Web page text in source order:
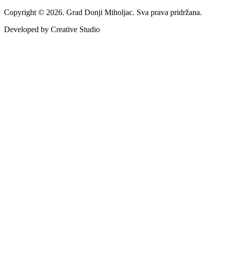
Copyright © 2026. Grad Donji Miholjac. Sva prava pridržana.
Developed by Creative Studio